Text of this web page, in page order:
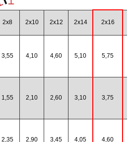
2x8 2x10 2x12 2x14 2x16
3,55 4,10 4,60 5,10 5,75
1,55 2,10 2,60 3,10 3,75
2,35 2,90 3,45 4,05 4,60